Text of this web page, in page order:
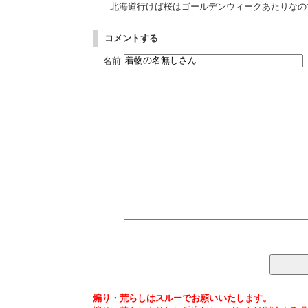
北海道行けば桜はゴールデンウィークあたりな
コメントする
名前
煽り・荒らしはスルーでお願いいたします。